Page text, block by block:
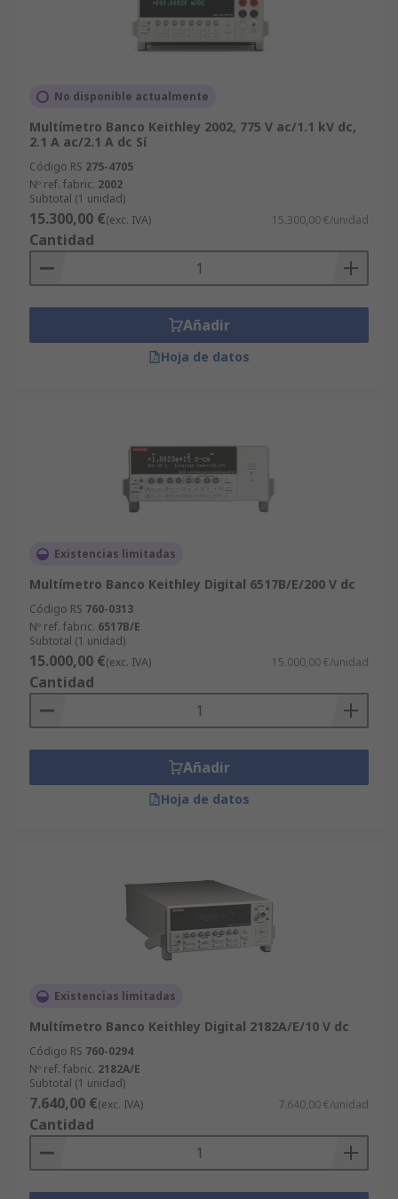
No disponible actualmente
Multímetro Banco Keithley 2002, 775 V ac/1.1 kV dc,
2.1 A ac/2.1 A dc Sí
Código RS 275-4705
Nº ref. fabric. 2002
Subtotal (1 unidad)
15.300,00 €(exc. IVA) 15.300,00 €/unidad
Cantidad
Añadir
Hoja de datos
Existencias limitadas
Multímetro Banco Keithley Digital 6517B/E/200 V dc
Código RS 760-0313
Nº ref. fabric. 6517B/E
Subtotal (1 unidad)
15.000,00 €(exc. IVA) 15.000,00 €/unidad
Cantidad
Añadir
Hoja de datos
Existencias limitadas
Multímetro Banco Keithley Digital 2182A/E/10 V dc
Código RS 760-0294
Nº ref. fabric. 2182A/E
Subtotal (1 unidad)
7.640,00 €(exc. IVA) 7.640,00 €/unidad
Cantidad